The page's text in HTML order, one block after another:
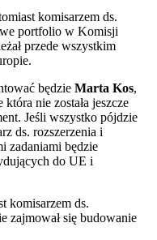
komisarzem ds.
portfolio w Komisji
przede wszystkim
będzie Marta Kos,
nie została jeszcze
Jeśli wszystko pójdzie
ds. rozszerzenia i
zadaniami będzie
do UE i
komisarzem ds.
zajmował się budowanie